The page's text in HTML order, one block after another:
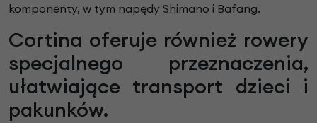
komponenty, w tym napędy Shimano i Bafang.
Cortina oferuje również rowery
specjalnego przeznaczenia,
ułatwiające transport dzieci i
pakunków.